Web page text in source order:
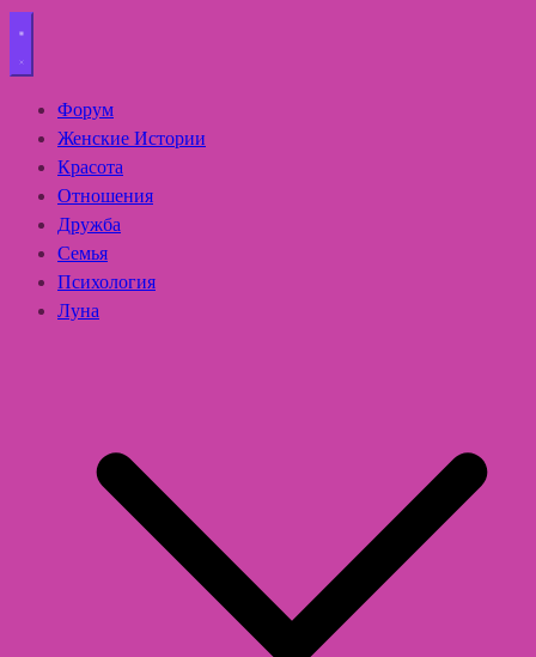
Форум
Женские Истории
Красота
Отношения
Дружба
Семья
Психология
Луна